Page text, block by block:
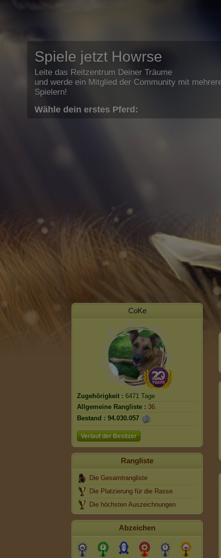
Spiele jetzt Howrse
Leite das Reitzentrum Deiner Träume
und werde ein Mitglied der Community mit
Spielern!
Wähle dein erstes Pferd:
CoKe
Zugehörigkeit : 6471 Tage
Allgemeine Rangliste : 36.
Bestand : 94.030.057
Verlauf der Besitzer
Rangliste
Die Gesamtrangliste
Die Platzierung für die Rasse
Die höchsten Auszeichnungen
Abzeichen